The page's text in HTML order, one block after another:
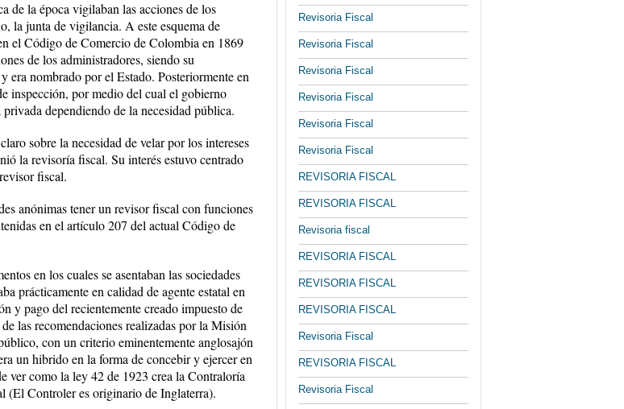
de la época vigilaban las acciones de los
la junta de vigilancia. A este esquema de
el Código de Comercio de Colombia en 1869
de los administradores, siendo su
era nombrado por el Estado. Posteriormente en
inspección, por medio del cual el gobierno
dependiendo de la necesidad pública.
sobre la necesidad de velar por los intereses
la revisoría fiscal. Su interés estuvo centrado
fiscal.
anónimas tener un revisor fiscal con funciones
en el artículo 207 del actual Código de
en los cuales se asentaban las sociedades
prácticamente en calidad de agente estatal en
y pago del recientemente creado impuesto de
las recomendaciones realizadas por la Misión
con un criterio eminentemente anglosajón
un hibrido en la forma de concebir y ejercer en
ver como la ley 42 de 1923 crea la Contraloría
(El Controler es originario de Inglaterra).
Revisoria Fiscal
Revisoria Fiscal
Revisoria Fiscal
Revisoria Fiscal
Revisoria Fiscal
Revisoria Fiscal
REVISORIA FISCAL
REVISORIA FISCAL
Revisoria fiscal
REVISORIA FISCAL
REVISORIA FISCAL
REVISORIA FISCAL
Revisoria Fiscal
REVISORIA FISCAL
Revisoria Fiscal